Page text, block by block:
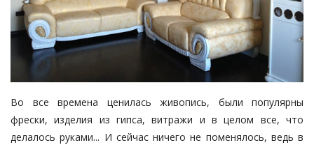
Во все времена ценилась живопись, были популярны
фрески, изделия из гипса, витражи и в целом все, что
делалось руками... И сейчас ничего не поменялось, ведь в